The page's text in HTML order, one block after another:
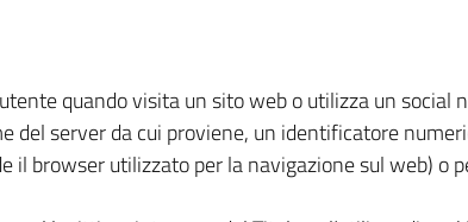
quando visita un sito web o utilizza un
del server da cui proviene, un identificatore
il browser utilizzato per la navigazione sul web) o